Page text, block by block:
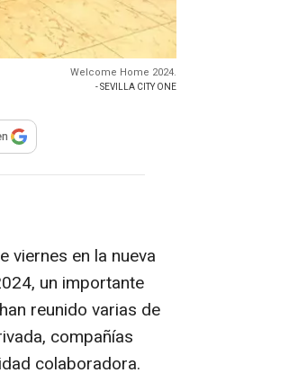
Welcome Home 2024.
- SEVILLA CITY ONE
compartir
viernes en la nueva
un importante
reunido varias de
compañías
colaboradora.